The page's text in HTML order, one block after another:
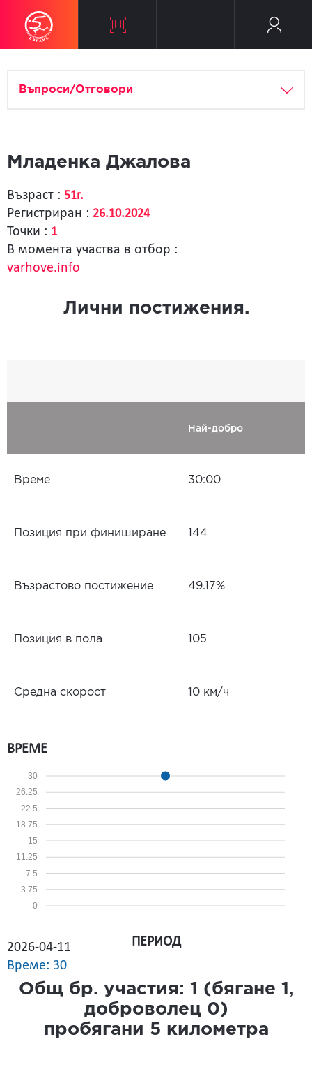
Въпроси/Отговори
Младенка Джалова
Възраст : 51г.
Регистриран : 26.10.2024
Точки : 1
В момента участва в отбор :
varhove.info
Лични постижения.
Най-добро
Време 30:00
Позиция при финиширане 144
Възрастово постижение 49.17%
Позиция в пола 105
Средна скорост 10 км/ч
ВРЕМЕ
0
3.75
7.5
11.25
15
18.75
22.5
26.25
30
2026-04-11
Време: 30
ПЕРИОД
Общ бр. участия: 1 (бягане 1 ,
доброволец 0)
пробягани 5 километра